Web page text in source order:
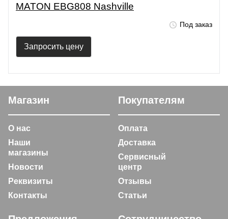
MATON EBG808 Nashville
Под заказ
Запросить цену
Магазин
О нас
Наши
магазины
Новости
Реквизиты
Контакты
Покупателям
Оплата
Доставка
Сервисный
центр
Отзывы
Статьи